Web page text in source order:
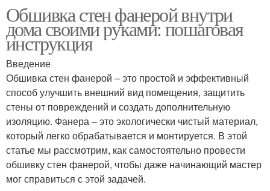
Обшивка стен фанерой внутри
дома своими руками: пошаговая
инструкция
Введение
Обшивка стен фанерой – это простой и эффективный
способ улучшить внешний вид помещения, защитить
стены от повреждений и создать дополнительную
изоляцию. Фанера – это экологически чистый материал,
который легко обрабатывается и монтируется. В этой
статье мы рассмотрим, как самостоятельно провести
обшивку стен фанерой, чтобы даже начинающий мастер
мог справиться с этой задачей.